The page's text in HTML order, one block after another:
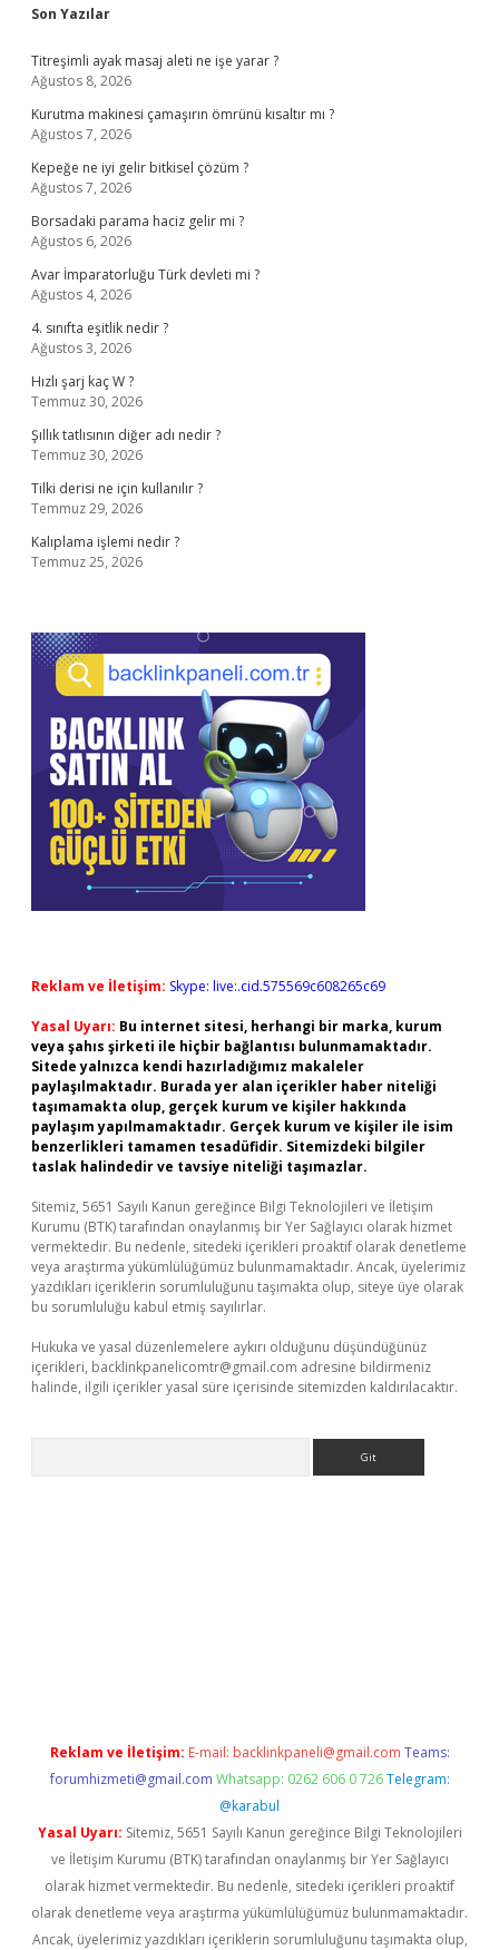
Sidebar
Son Yazılar
Titreşimli ayak masaj aleti ne işe yarar ?
Ağustos 8, 2026
Kurutma makinesi çamaşırın ömrünü kısaltır mı ?
Ağustos 7, 2026
Kepeğe ne iyi gelir bitkisel çözüm ?
Ağustos 7, 2026
Borsadaki parama haciz gelir mi ?
Ağustos 6, 2026
Avar İmparatorluğu Türk devleti mi ?
Ağustos 4, 2026
4. sınıfta eşitlik nedir ?
Ağustos 3, 2026
Hızlı şarj kaç W ?
Temmuz 30, 2026
Şıllık tatlısının diğer adı nedir ?
Temmuz 30, 2026
Tilki derisi ne için kullanılır ?
Temmuz 29, 2026
Kalıplama işlemi nedir ?
Temmuz 25, 2026
Reklam ve İletişim: Skype: live:.cid.575569c608265c69
Yasal Uyarı: Bu internet sitesi, herhangi bir marka, kurum
veya şahıs şirketi ile hiçbir bağlantısı bulunmamaktadır.
Sitede yalnızca kendi hazırladığımız makaleler
paylaşılmaktadır. Burada yer alan içerikler haber niteliği
taşımamakta olup, gerçek kurum ve kişiler hakkında
paylaşım yapılmamaktadır. Gerçek kurum ve kişiler ile isim
benzerlikleri tamamen tesadüfidir. Sitemizdeki bilgiler
taslak halindedir ve tavsiye niteliği taşımazlar.
Sitemiz, 5651 Sayılı Kanun gereğince Bilgi Teknolojileri ve İletişim
Kurumu (BTK) tarafından onaylanmış bir Yer Sağlayıcı olarak hizmet
vermektedir. Bu nedenle, sitedeki içerikleri proaktif olarak denetleme
veya araştırma yükümlülüğümüz bulunmamaktadır. Ancak, üyelerimiz
yazdıkları içeriklerin sorumluluğunu taşımakta olup, siteye üye olarak
bu sorumluluğu kabul etmiş sayılırlar.
Hukuka ve yasal düzenlemelere aykırı olduğunu düşündüğünüz
içerikleri, backlinkpanelicomtr@gmail.com adresine bildirmeniz
halinde, ilgili içerikler yasal süre içerisinde sitemizden kaldırılacaktır.
Reklam ve İletişim: E-mail: backlinkpaneli@gmail.com Teams:
forumhizmeti@gmail.com Whatsapp: 0262 606 0 726 Telegram:
@karabul
Yasal Uyarı: Sitemiz, 5651 Sayılı Kanun gereğince Bilgi Teknolojileri
ve İletişim Kurumu (BTK) tarafından onaylanmış bir Yer Sağlayıcı
olarak hizmet vermektedir. Bu nedenle, sitedeki içerikleri proaktif
olarak denetleme veya araştırma yükümlülüğümüz bulunmamaktadır.
Ancak, üyelerimiz yazdıkları içeriklerin sorumluluğunu taşımakta olup,